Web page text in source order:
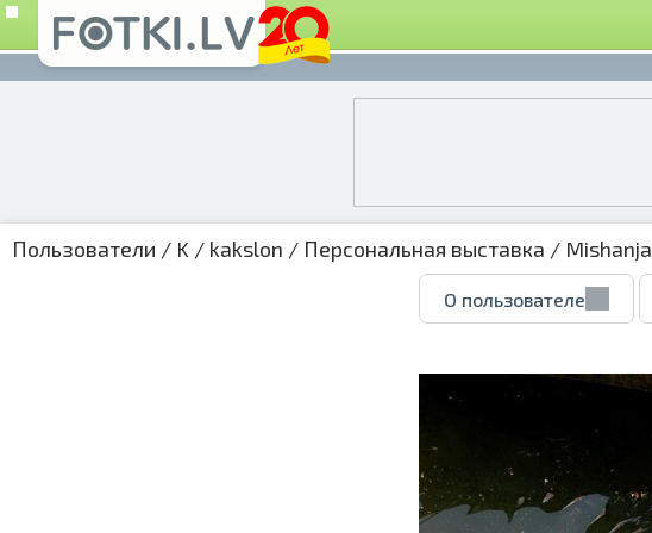
Пользователи / K / kakslon / Персональная выставка / Mishanja
О пользователе